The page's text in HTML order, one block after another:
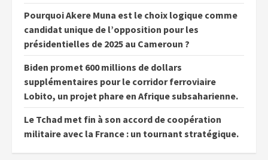
Pourquoi Akere Muna est le choix logique comme
candidat unique de l’opposition pour les
présidentielles de 2025 au Cameroun ?
Biden promet 600 millions de dollars
supplémentaires pour le corridor ferroviaire
Lobito, un projet phare en Afrique subsaharienne.
Le Tchad met fin à son accord de coopération
militaire avec la France : un tournant stratégique.